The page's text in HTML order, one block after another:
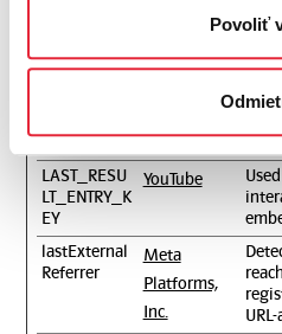
Povoliť
LAST_RESU
LT_ENTRY_K
EY
YouTube
lastExternal
Referrer
Meta
Platforms,
Inc.